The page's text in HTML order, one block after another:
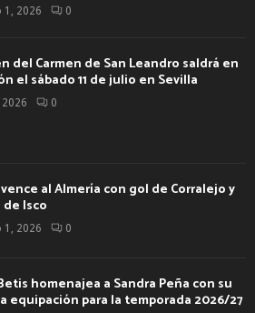
1, 2026 0
del Carmen de San Leandro saldrá en
el sábado 11 de julio en Sevilla
0
al Almería con gol de Corralejo y
Isco
1, 2026 0
homenajea a Sandra Peña con su
equipación para la temporada 2026/27